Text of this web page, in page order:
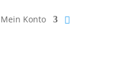
Mein Konto